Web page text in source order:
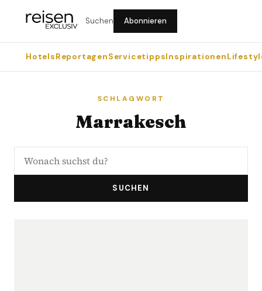
Suchen Abonnieren
HotelsReportagenServicetippsInspirationen
SCHLAGWORT
Marrakesch
SUCHEN